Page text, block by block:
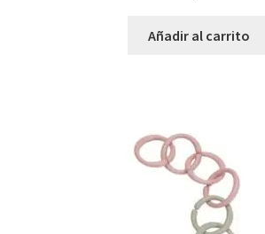
Añadir al carrito